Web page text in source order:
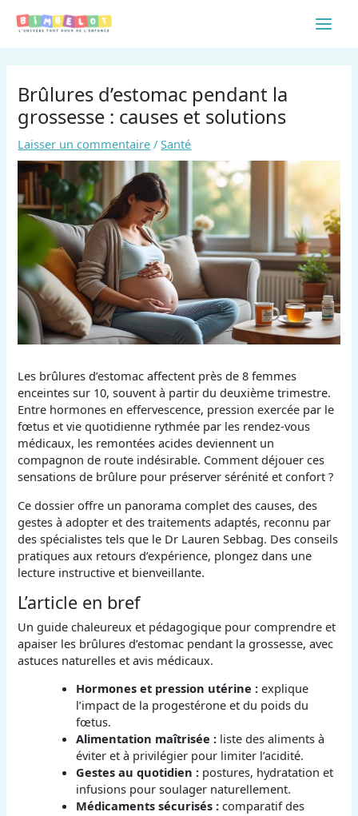
Main
Brûlures d’estomac pendant la
grossesse : causes et solutions
Laisser un commentaire /Santé
Les brûlures d’estomac affectent près de 8 femmes
enceintes sur 10, souvent à partir du deuxième trimestre.
Entre hormones en effervescence, pression exercée par le
fœtus et vie quotidienne rythmée par les rendez-vous
médicaux, les remontées acides deviennent un
compagnon de route indésirable. Comment déjouer ces
sensations de brûlure pour préserver sérénité et confort ?
Ce dossier offre un panorama complet des causes, des
gestes à adopter et des traitements adaptés, reconnu par
des spécialistes tels que le Dr Lauren Sebbag. Des conseils
pratiques aux retours d’expérience, plongez dans une
lecture instructive et bienveillante.
L’article en bref
Un guide chaleureux et pédagogique pour comprendre et
apaiser les brûlures d’estomac pendant la grossesse, avec
astuces naturelles et avis médicaux.
Hormones et pression utérine : explique
l’impact de la progestérone et du poids du
fœtus.
Alimentation maîtrisée : liste des aliments à
éviter et à privilégier pour limiter l’acidité.
Gestes au quotidien : postures, hydratation et
infusions pour soulager naturellement.
Médicaments sécurisés : comparatif des